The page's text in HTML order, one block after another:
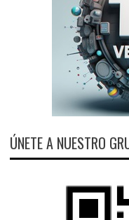
ÚNETE A NUESTRO